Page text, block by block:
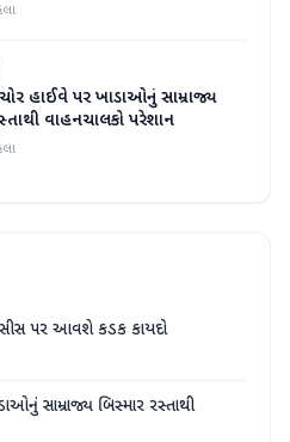
હાઈવે પર ખાડાઓનું સામ્રાજ્ય
વાહનચાલકો પરેશાન
પર આવશે કડક કાયદો
સામ્રાજ્ય બિસ્માર રસ્તાથી